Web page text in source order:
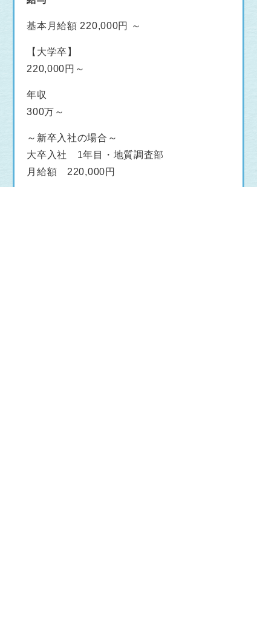
基本月給額 220,000円 ～
【大学卒】
220,000円～
年収
300万～
～新卒入社の場合～
大卒入社 1年目・地質調査部
月給額 220,000円